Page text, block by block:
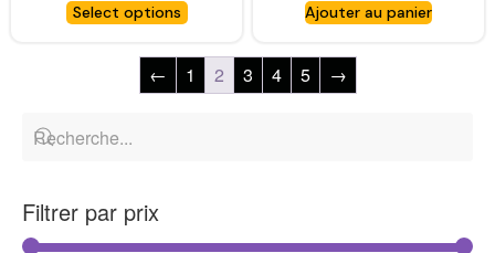
Select options
Ajouter au panier
← 1 2 3 4 5 →
Filtrer par prix